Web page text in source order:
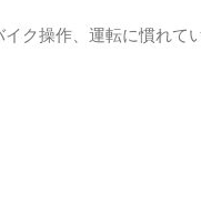
ク操作、運転に慣れて